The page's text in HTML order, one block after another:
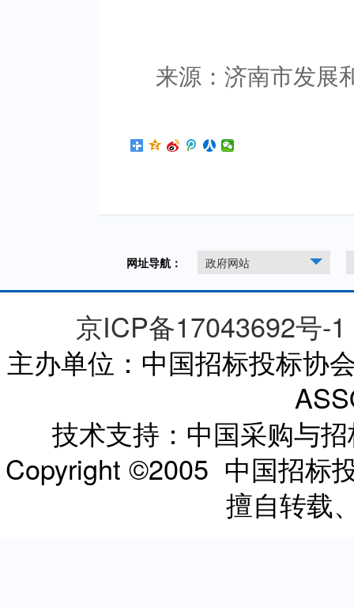
来源：济南市发展
网址导航： 政府网站
京ICP备17043692号-1
主办单位：中国招标投标协
技术支持：中国采购与
Copyright ©2005 中国招标
擅自转载